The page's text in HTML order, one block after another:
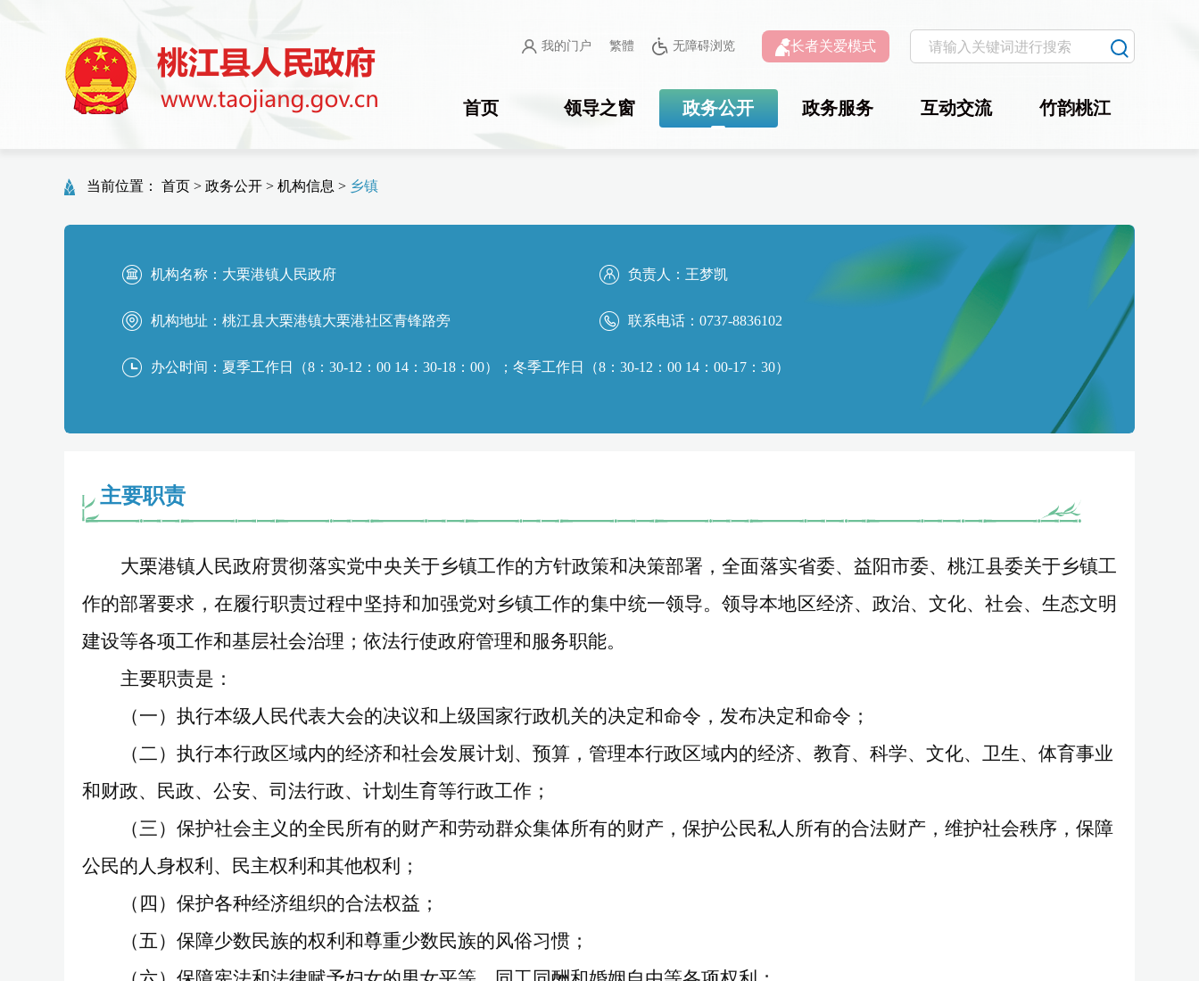
我的门户 繁體 无障碍浏览 长者关爱模式
首页 领导之窗 政务公开 政务服务 互动交流 竹韵桃江
当前位置： 首页 > 政务公开 > 机构信息 > 乡镇
机构名称： 大栗港镇人民政府 负责人： 王梦凯
机构地址： 桃江县大栗港镇大栗港社区青锋路旁 联系电话： 0737-8836102
办公时间： 夏季工作日（8：30-12：00 14：30-18：00）；冬季工作日（8：30-12：00 14：00-17：30）
主要职责
大栗港镇人民政府贯彻落实党中央关于乡镇工作的方针政策和决策部署，全面落实省委、益阳市委、桃江县委关于乡镇工
作的部署要求，在履行职责过程中坚持和加强党对乡镇工作的集中统一领导。领导本地区经济、政治、文化、社会、生态文明
建设等各项工作和基层社会治理；依法行使政府管理和服务职能。
主要职责是：
（一）执行本级人民代表大会的决议和上级国家行政机关的决定和命令，发布决定和命令；
（二）执行本行政区域内的经济和社会发展计划、预算，管理本行政区域内的经济、教育、科学、文化、卫生、体育事业
和财政、民政、公安、司法行政、计划生育等行政工作；
（三）保护社会主义的全民所有的财产和劳动群众集体所有的财产，保护公民私人所有的合法财产，维护社会秩序，保障
公民的人身权利、民主权利和其他权利；
（四）保护各种经济组织的合法权益；
（五）保障少数民族的权利和尊重少数民族的风俗习惯；